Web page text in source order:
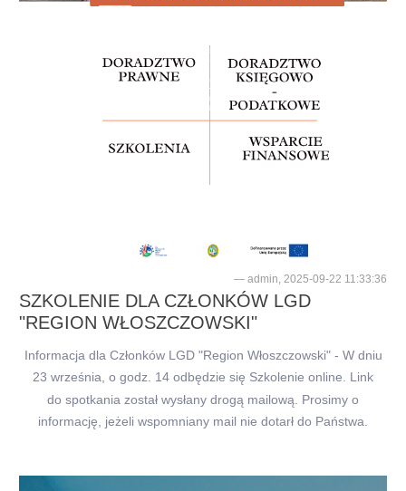
admin, 2025-09-22 11:33:36
SZKOLENIE DLA CZŁONKÓW LGD
"REGION WŁOSZCZOWSKI"
Informacja dla Członków LGD "Region Włoszczowski" - W dniu
23 września, o godz. 14 odbędzie się Szkolenie online. Link
do spotkania został wysłany drogą mailową. Prosimy o
informację, jeżeli wspomniany mail nie dotarł do Państwa.